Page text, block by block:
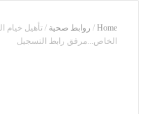
Home
/ روابط صحية / تأهيل خيام
الخاص...مرفق رابط التسجيل